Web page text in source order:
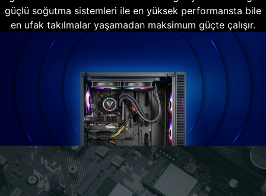
güçlü soğutma sistemleri ile en yüksek performansta bile
en ufak takılmalar yaşamadan maksimum güçte çalışır.